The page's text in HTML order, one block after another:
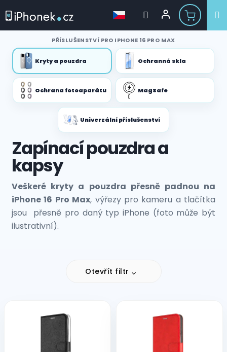
obsah
PŘÍSLUŠENSTVÍ PRO IPHONE 16 PRO MAX
Kryty a pouzdra Ochranná skla
Ochrana fotoaparátu MagSafe
Univerzální příslušenství
Zapínací pouzdra a
kapsy
Veškeré kryty a pouzdra přesně padnou na
iPhone 16 Pro Max, výřezy pro kameru a tlačítka
jsou přesně pro daný typ iPhone (foto může být
ilustrativní).
Otevřít filtr